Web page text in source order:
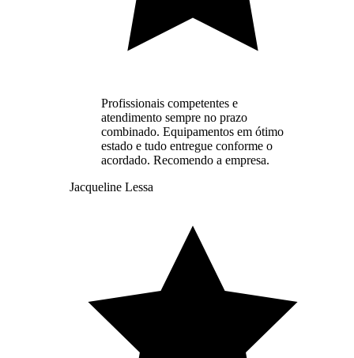
Profissionais competentes e
atendimento sempre no prazo
combinado. Equipamentos em ótimo
estado e tudo entregue conforme o
acordado. Recomendo a empresa.
Jacqueline Lessa